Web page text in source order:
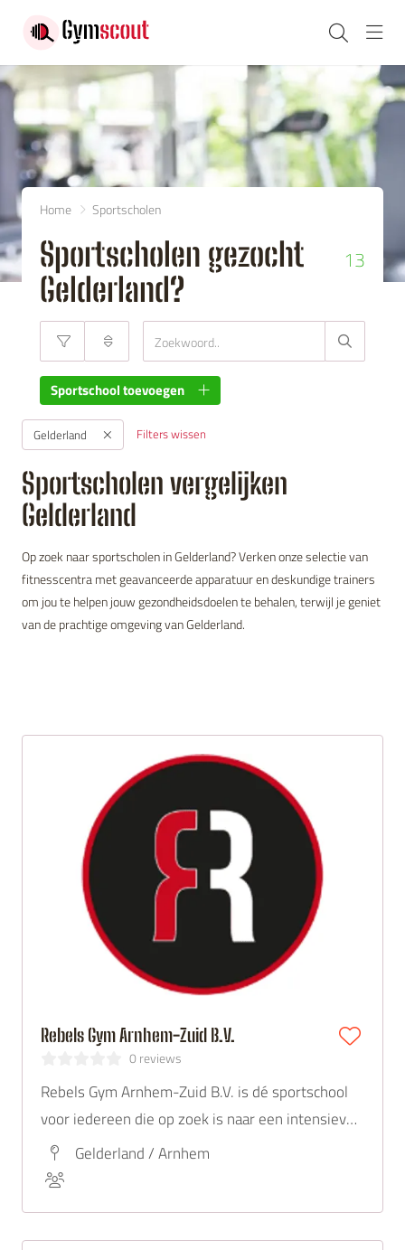
Home Sportscholen
Sportscholen gezocht
Gelderland?
13
Sportschool toevoegen
Gelderland Filters wissen
Sportscholen vergelijken
Gelderland
Op zoek naar sportscholen in Gelderland? Verken onze selectie van
fitnesscentra met geavanceerde apparatuur en deskundige trainers
om jou te helpen jouw gezondheidsdoelen te behalen, terwijl je geniet
van de prachtige omgeving van Gelderland.
Rebels Gym Arnhem-Zuid B.V.
0 reviews
Rebels Gym Arnhem-Zuid B.V. is dé sportschool
voor iedereen die op zoek is naar een intensieve
en effectieve manier van trainen. Gelegen in
Arnhem-Zuid, biedt deze gym een unieke
Gelderland / Arnhem